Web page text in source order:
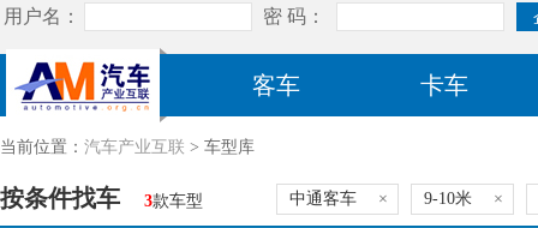
客车 卡车
当前位置： 汽车产业互联 > 车型库
按条件找车 3款车型 中通客车 × 9-10米 ×